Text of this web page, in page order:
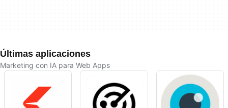
Últimas aplicaciones
Marketing con IA para Web Apps